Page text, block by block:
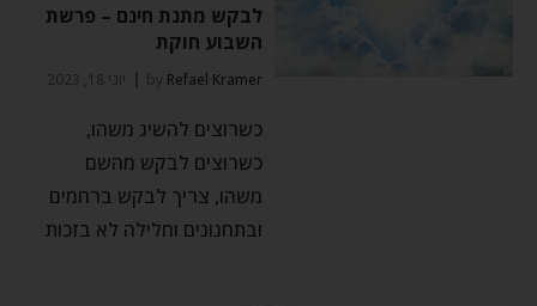
לבקש מתנת חינם – פרשת
השבוע חוקת
by Refael Kramer יוני 18, 2023
כשרוצים להשיג משהו,
כשרוצים לבקש מהשם
משהו, צריך לבקש ברחמים
ובתחנונים וחלילה לא בזכות